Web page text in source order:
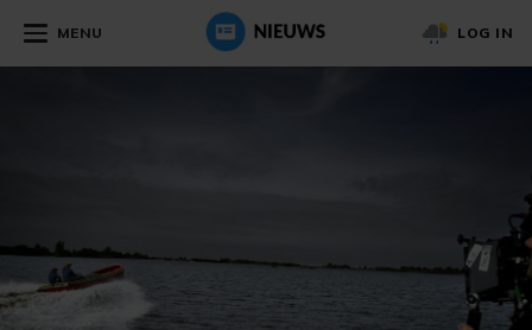
MENU LOG IN